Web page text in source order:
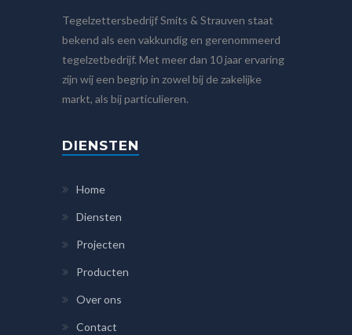
Tegelzettersbedrijf Smits & Strauven staat
bekend als een vakkundig en gerenommeerd
tegelzetbedrijf. Met meer dan 10 jaar ervaring
zijn wij een begrip in zowel bij de zakelijke
markt, als bij particulieren.
DIENSTEN
Home
Diensten
Projecten
Producten
Over ons
Contact